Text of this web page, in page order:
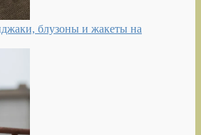
блузоны и жакеты на